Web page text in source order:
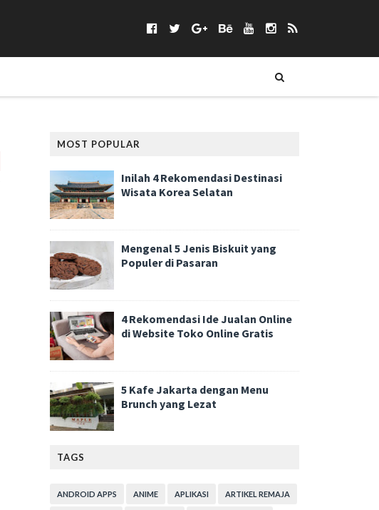
MOST POPULAR
Inilah 4 Rekomendasi Destinasi
Wisata Korea Selatan
Mengenal 5 Jenis Biskuit yang
Populer di Pasaran
4 Rekomendasi Ide Jualan Online
di Website Toko Online Gratis
5 Kafe Jakarta dengan Menu
Brunch yang Lezat
TAGS
ANDROID APPS ANIME APLIKASI ARTIKEL REMAJA